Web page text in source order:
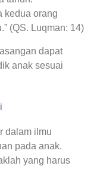
kedua orang
(QS. Luqman: 14)
dapat
anak sesuai
dalam ilmu
pada anak.
yang harus